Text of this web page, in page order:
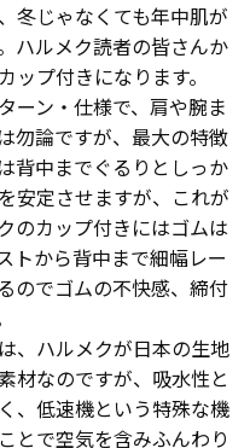
いな形で着れると思っ
いので楽だった（ブラ
。夏の間中ほとんど着
した。
い。病院のレントゲ
のままでよかった。助
冬じゃなくても年中肌が
ハルメク読者の皆さんか
プ付きになります。
ーン・仕様で、肩や腕ま
勿論ですが、最大の特徴
背中までぐるりとしっか
安定させますが、これが
のカップ付きにはゴムは
から背中まで細幅レー
のでゴムの不快感、締付
、ハルメクが日本の生地
材なのですが、吸水性と
、低速機という特殊な機
とで空気を含みふんわり